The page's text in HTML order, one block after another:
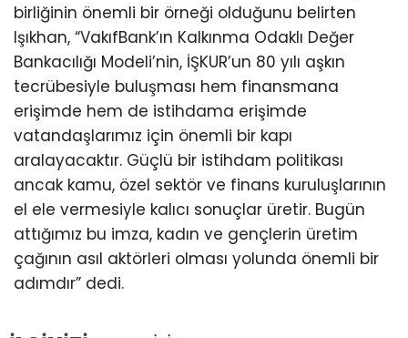
birliğinin önemli bir örneği olduğunu belirten
Işıkhan, “VakıfBank’ın Kalkınma Odaklı Değer
Bankacılığı Modeli’nin, İŞKUR’un 80 yılı aşkın
tecrübesiyle buluşması hem finansmana
erişimde hem de istihdama erişimde
vatandaşlarımız için önemli bir kapı
aralayacaktır. Güçlü bir istihdam politikası
ancak kamu, özel sektör ve finans kuruluşlarının
el ele vermesiyle kalıcı sonuçlar üretir. Bugün
attığımız bu imza, kadın ve gençlerin üretim
çağının asıl aktörleri olması yolunda önemli bir
adımdır” dedi.